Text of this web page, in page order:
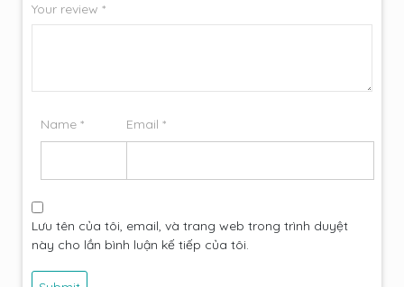
Your review *
Name * Email *
Lưu tên của tôi, email, và trang web trong trình duyệt
này cho lần bình luận kế tiếp của tôi.